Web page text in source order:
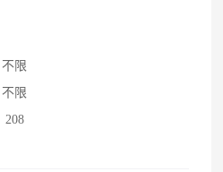
不限
不限
208